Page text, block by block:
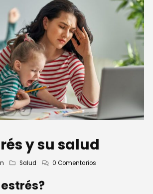
y su salud
Salud 0 Comentarios